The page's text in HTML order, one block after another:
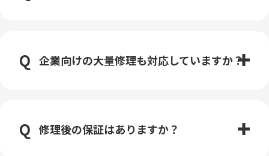
企業向けの大量修理も対応していますか？
修理後の保証はありますか？